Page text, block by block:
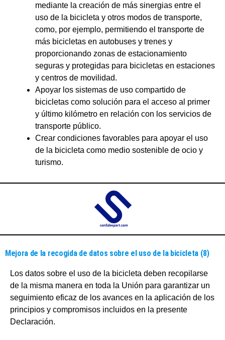
mediante la creación de más sinergias entre el
uso de la bicicleta y otros modos de transporte,
como, por ejemplo, permitiendo el transporte de
más bicicletas en autobuses y trenes y
proporcionando zonas de estacionamiento
seguras y protegidas para bicicletas en estaciones
y centros de movilidad.
Apoyar los sistemas de uso compartido de
bicicletas como solución para el acceso al primer
y último kilómetro en relación con los servicios de
transporte público.
Crear condiciones favorables para apoyar el uso
de la bicicleta como medio sostenible de ocio y
turismo.
Mejora de la recogida de datos sobre el uso de la bicicleta (8)
Los datos sobre el uso de la bicicleta deben recopilarse
de la misma manera en toda la Unión para garantizar un
seguimiento eficaz de los avances en la aplicación de los
principios y compromisos incluidos en la presente
Declaración.